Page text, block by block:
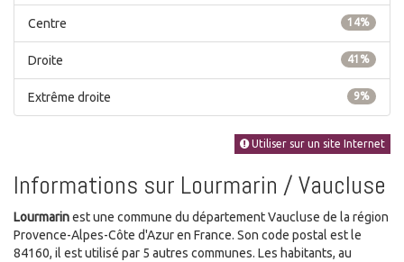
14%
Centre
41%
Droite
9%
Extrême droite
Utiliser sur un site Internet
Informations sur Lourmarin / Vaucluse
Lourmarinest une commune du département Vaucluse de la région
Provence-Alpes-Côte d'Azur en France. Son code postal est le
84160, il est utilisé par 5 autres communes. Les habitants, au